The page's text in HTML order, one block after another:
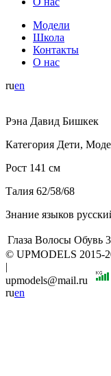
Модели
Школа
Контакты
О нас
ruen
Рэна Давид Бишкек
Категория Дети,
Рост 141 см
Талия 62/58/68
Знание языков
Глаза Волосы Обувь
© UPMODELS 2015-
|
upmodels@mail.ru
ruen